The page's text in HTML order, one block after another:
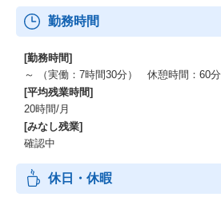
勤務時間
[勤務時間]
～ （実働：7時間30分） 休憩時間：60分
[平均残業時間]
20時間/月
[みなし残業]
確認中
休日・休暇